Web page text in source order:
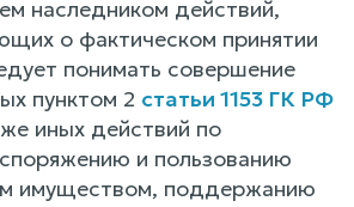
наследником действий,
о фактическом принятии
понимать совершение
пунктом 2 статьи 1153 ГК РФ
иных действий по
и пользованию
имуществом, поддержанию